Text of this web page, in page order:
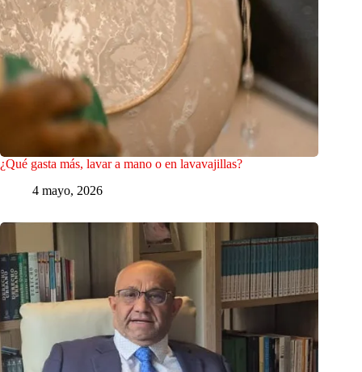
¿Qué gasta más, lavar a mano o en lavavajillas?
4 mayo, 2026